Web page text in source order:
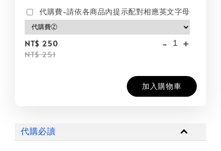
代購費-請依各商品內提示配對相應英文字母
NT$ 250
NT$ 251
- +
加入購物車
代購必讀